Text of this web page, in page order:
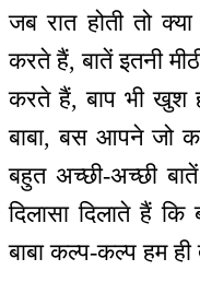
जब रात होती तो
करते हैं, बातें इतनी
करते हैं, बाप भी खुश
बाबा, बस आपने जो
बहुत अच्छी-अच्छी
दिलासा दिलाते हैं कि
बाबा कल्प-कल्प हम